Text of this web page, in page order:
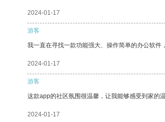
2024-01-17
游客
我一直在寻找一款功能强大、操作简单的办公软件
2024-01-17
游客
这款app的社区氛围很温馨，让我能够感受到家的温
2024-01-17